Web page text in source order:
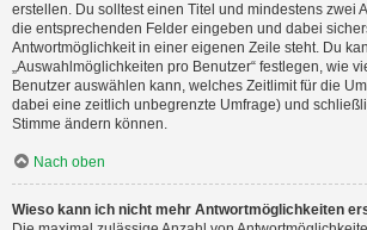
erstellen. Du solltest einen Titel und mindestens zwei
die entsprechenden Felder eingeben und dabei
Antwortmöglichkeit in einer eigenen Zeile steht. Du
„Auswahlmöglichkeiten pro Benutzer“ festlegen, wie
Benutzer auswählen kann, welches Zeitlimit für die
dabei eine zeitlich unbegrenzte Umfrage) und
Stimme ändern können.
Nach oben
Wieso kann ich nicht mehr Antwortmöglichkeiten